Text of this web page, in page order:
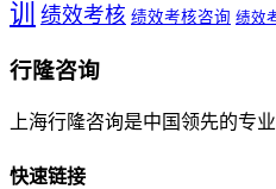
训 绩效考核 绩效考核咨询 绩效
行隆咨询
上海行隆咨询是中国领先的专
快速链接